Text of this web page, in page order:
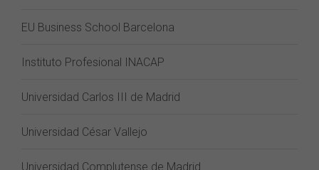
EU Business School Barcelona
Instituto Profesional INACAP
Universidad Carlos III de Madrid
Universidad César Vallejo
Universidad Complutense de Madrid